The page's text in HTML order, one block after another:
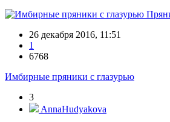
26 декабря 2016, 11:51
1
6768
Имбирные пряники с глазурью
3
AnnaHudyakova